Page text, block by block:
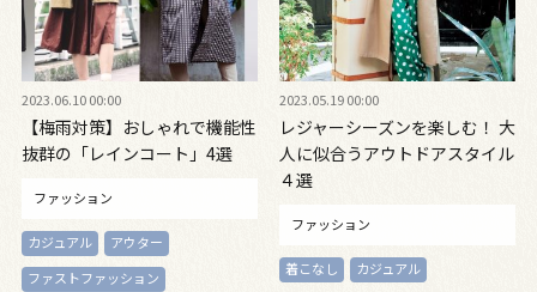
2023.06.10 00:00
【梅雨対策】おしゃれで機能性
抜群の「レインコート」4選
ファッション
カジュアル
アウター
ファストファッション
2023.05.19 00:00
レジャーシーズンを楽しむ！ 大
人に似合うアウトドアスタイル
４選
ファッション
着こなし
カジュアル